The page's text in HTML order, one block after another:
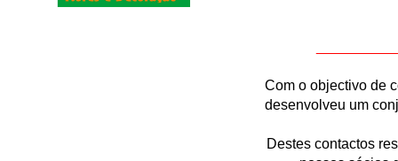
Com o objectivo de
desenvolveu um
Destes contactos